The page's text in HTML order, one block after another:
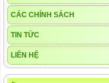
CÁC CHÍNH SÁCH
TIN TỨC
LIÊN HỆ